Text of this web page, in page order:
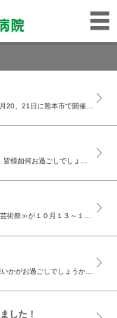
師走です！またたく間に十二ヶ月が過ぎようとしています。 皆様如何お過ごしでしょうか?! 今年は寒波の到来が早く、既に本格的な冬の寒さとなっています。 またインフルエンザの流行シーズン入りも例年...
介護施設で秋の芸術祭♪ 今年も恒例の≪北斗わかば介護施設芸術祭≫が１０月１３～１８日の６日間で開催されました。盆栽・書・写真・ハンドメイドのバッグ等、出展作品は全て利用者様が一生懸命作られたも...
した！